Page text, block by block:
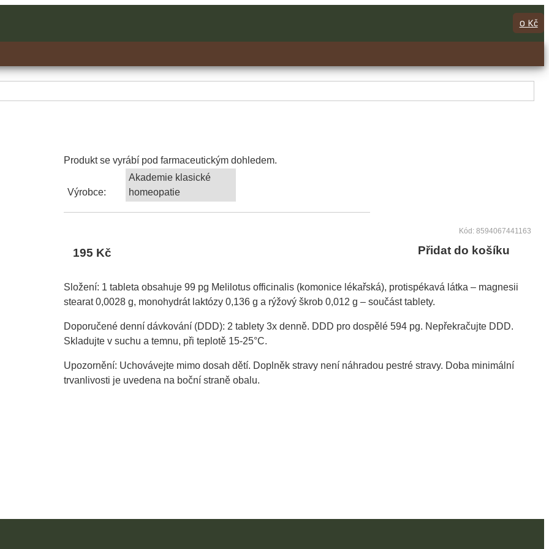
0 Kč
Produkt se vyrábí pod farmaceutickým dohledem.
Výrobce:
Akademie klasické
homeopatie
Kód: 8594067441163
195 Kč Přidat do košíku
Složení: 1 tableta obsahuje 99 pg Melilotus officinalis (komonice lékařská), protispékavá látka – magnesii
stearat 0,0028 g, monohydrát laktózy 0,136 g a rýžový škrob 0,012 g – součást tablety.
Doporučené denní dávkování (DDD): 2 tablety 3x denně. DDD pro dospělé 594 pg. Nepřekračujte DDD.
Skladujte v suchu a temnu, při teplotě 15-25°C.
Upozornění: Uchovávejte mimo dosah dětí. Doplněk stravy není náhradou pestré stravy. Doba minimální
trvanlivosti je uvedena na boční straně obalu.